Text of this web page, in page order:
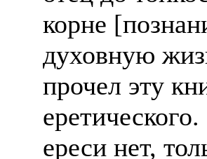
корне
духовную
прочел эту
ереси нет,